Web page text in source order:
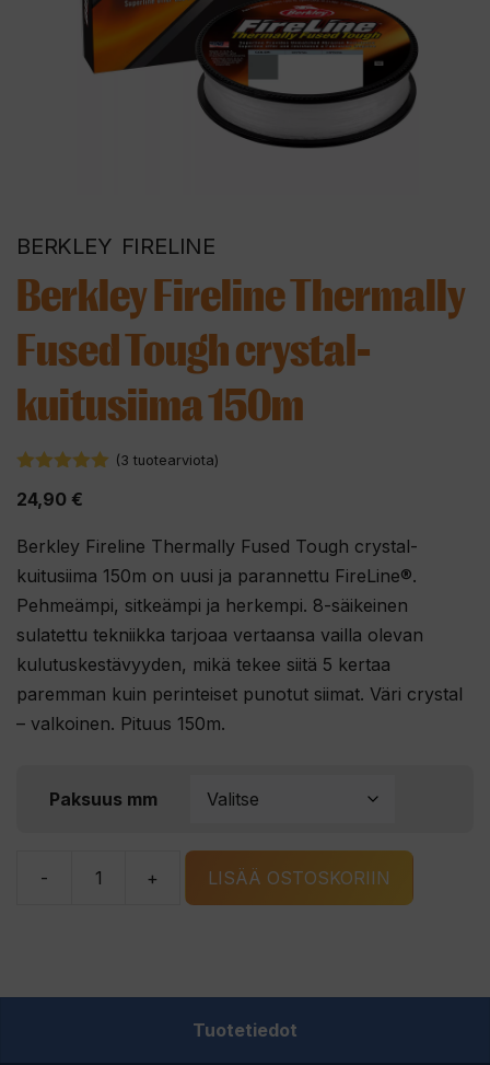
BERKLEY FIRELINE
Berkley Fireline Thermally
Fused Tough crystal-
kuitusiima 150m
(3 tuotearviota)
24,90 €
Berkley Fireline Thermally Fused Tough crystal-
kuitusiima 150m on uusi ja parannettu FireLine®.
Pehmeämpi, sitkeämpi ja herkempi. 8-säikeinen
sulatettu tekniikka tarjoaa vertaansa vailla olevan
kulutuskestävyyden, mikä tekee siitä 5 kertaa
paremman kuin perinteiset punotut siimat. Väri crystal
– valkoinen. Pituus 150m.
Paksuus mm
-
Berkley
crystal-
+ LISÄÄ OSTOSKORIIN
Tuotetiedot